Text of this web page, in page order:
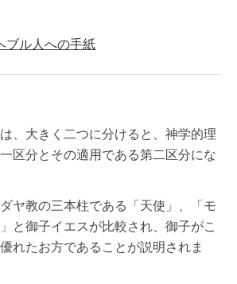
ル人への手紙
、大きく二つに分けると、神学的理
区分とその適用である第二区分にな
ヤ教の三本柱である「天使」、「モ
と御子イエスが比較され、御子がこ
れたお方であることが説明されま